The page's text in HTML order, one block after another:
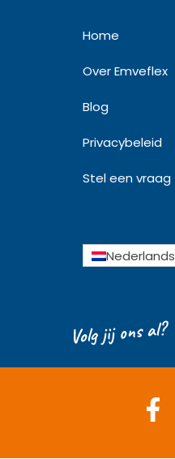
Home
Over Emveflex
Blog
Privacybeleid
Stel een vraag
Nederlands
Volg jij ons al?